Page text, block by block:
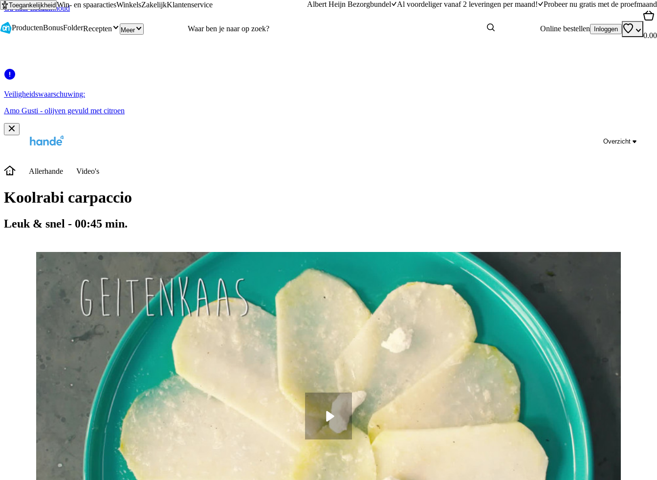
Ga naar hoofdinhoud
Ga naar zoeken
ToegankelijkheidWin- en spaaractiesWinkelsZakelijkKlantenservice Albert Heijn Bezorgbundel Al voordeliger vanaf 2 leveringen per maand! Probeer nu gratis met de proefmaand
ProductenBonusFolderRecepten Meer Online bestellen Inloggen
0.00
Veiligheidswaarschuwing:
Amo Gusti - olijven gevuld met citroen
Overzicht
Allerhande Video's
Koolrabi carpaccio
Leuk & snel - 00:45 min.